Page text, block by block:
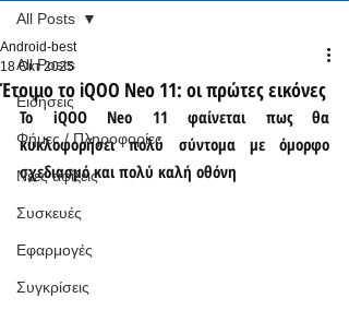
All Posts
Ειδήσεις
Φήμες / Πληροφορίες
Νέες αφίξεις
Συσκευές
Εφαρμογές
Συγκρίσεις
All Posts
Έτοιμο το iQOO Neo 11: οι πρώτες εικόνες
Android-best
18 Οκτ 2025
Το iQOO Neo 11 φαίνεται πως θα
κυκλοφορήσει πολύ σύντομα με όμορφο
σχεδιασμό και πολύ καλή οθόνη